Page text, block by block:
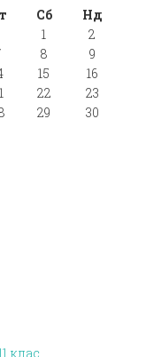
Сб
Нд
1
2
8
9
15
16
22
23
29
30
клас